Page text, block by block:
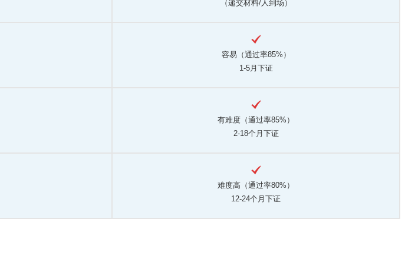
（递交材料/人到场）
容易（通过率85%）
1-5月下证
有难度（通过率85%）
2-18个月下证
难度高（通过率80%）
12-24个月下证